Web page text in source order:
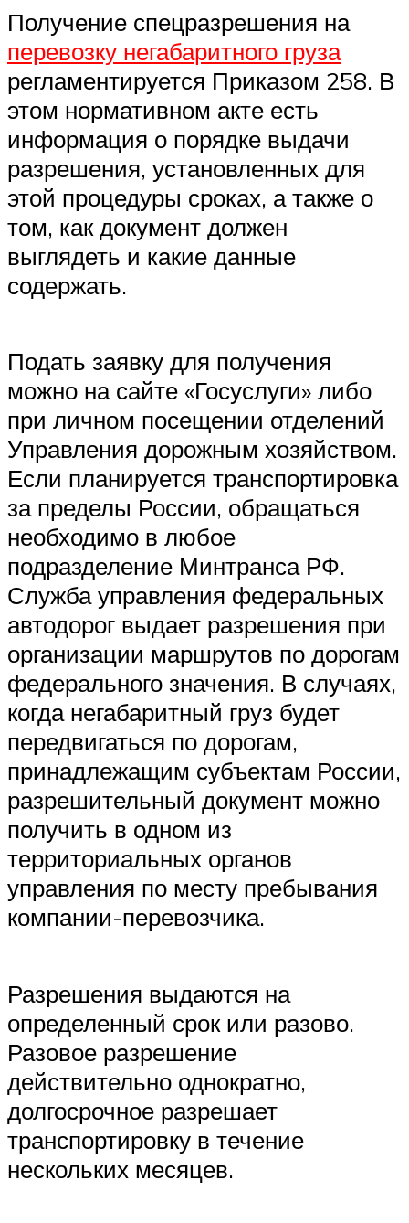
Получение спецразрешения на
перевозку негабаритного груза
регламентируется Приказом 258. В
этом нормативном акте есть
информация о порядке выдачи
разрешения, установленных для
этой процедуры сроках, а также о
том, как документ должен
выглядеть и какие данные
содержать.
Подать заявку для получения
можно на сайте «Госуслуги» либо
при личном посещении отделений
Управления дорожным хозяйством.
Если планируется транспортировка
за пределы России, обращаться
необходимо в любое
подразделение Минтранса РФ.
Служба управления федеральных
автодорог выдает разрешения при
организации маршрутов по дорогам
федерального значения. В случаях,
когда негабаритный груз будет
передвигаться по дорогам,
принадлежащим субъектам России,
разрешительный документ можно
получить в одном из
территориальных органов
управления по месту пребывания
компании-перевозчика.
Разрешения выдаются на
определенный срок или разово.
Разовое разрешение
действительно однократно,
долгосрочное разрешает
транспортировку в течение
нескольких месяцев.